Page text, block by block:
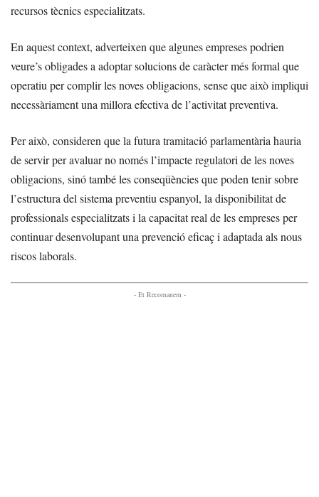
recursos tècnics especialitzats.
En aquest context, adverteixen que algunes empreses podrien
veure’s obligades a adoptar solucions de caràcter més formal que
operatiu per complir les noves obligacions, sense que això impliqui
necessàriament una millora efectiva de l’activitat preventiva.
Per això, consideren que la futura tramitació parlamentària hauria
de servir per avaluar no només l’impacte regulatori de les noves
obligacions, sinó també les conseqüències que poden tenir sobre
l’estructura del sistema preventiu espanyol, la disponibilitat de
professionals especialitzats i la capacitat real de les empreses per
continuar desenvolupant una prevenció eficaç i adaptada als nous
riscos laborals.
- Et Recomanem -